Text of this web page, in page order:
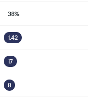
38%
1.42
17
8